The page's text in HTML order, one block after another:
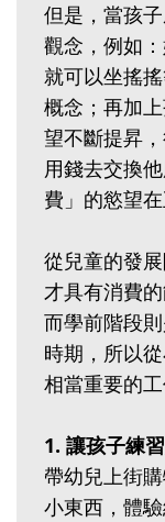
但是，當孩
觀念，例如
就可以坐搖
概念；再加
望不斷提昇
用錢去交換
費」的慾望
從兒童的發
才具有消費
而學前階段
時期，所以
相當重要的
1. 讓孩子練
帶幼兒上街
小東西，體